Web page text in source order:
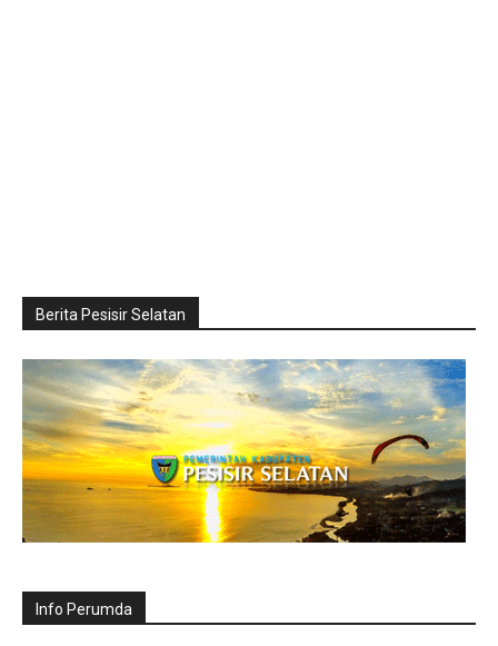
Berita Pesisir Selatan
Info Perumda